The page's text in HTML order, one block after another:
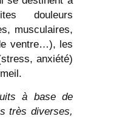
douleurs
musculaires,
ventre…), les
anxiété)
à base de
très diverses,